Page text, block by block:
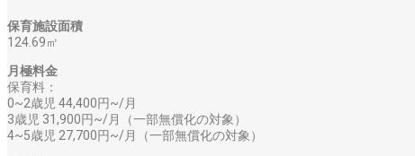
保育施設面積
124.69㎡
月極料金
保育料：
0~2歳児 44,400円~/月
3歳児 31,900円~/月（一部無償化の対象）
4~5歳児 27,700円~/月（一部無償化の対象）